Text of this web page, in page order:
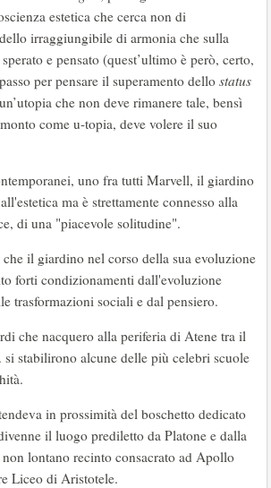
estetica che cerca non di
irraggiungibile di armonia che sulla
e pensato (quest’ultimo è però, certo,
per pensare il superamento dello status
che non deve rimanere tale, bensì
come u-topia, deve volere il suo
uno fra tutti Marvell, il giardino
ma è strettamente connesso alla
di una "piacevole solitudine".
il giardino nel corso della sua evoluzione
forti condizionamenti dall'evoluzione
trasformazioni sociali e dal pensiero.
che nacquero alla periferia di Atene tra il
stabilirono alcune delle più celebri scuole
in prossimità del boschetto dedicato
il luogo prediletto da Platone e dalla
lontano recinto consacrato ad Apollo
Liceo di Aristotele.